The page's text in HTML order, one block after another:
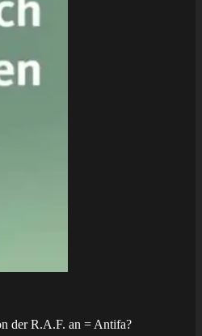
der R.A.F. an = Antifa?